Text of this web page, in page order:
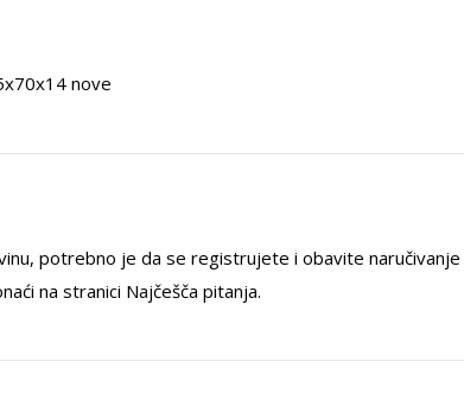
nove
potrebno je da se registrujete i obavite naručivanje
na stranici Najčešča pitanja.